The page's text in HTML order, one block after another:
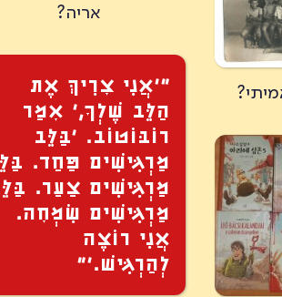
אריה?
״׳אֲנִי צׇרִיךְּ אֶת
הַלֵּב שֶׁלְךׇ,׳ אׇמַר
רוֹבּוֹטוֹב. ׳בַּלֵּב
מַרְגִּישִׁים פַּחַד.
מַרְגִּישִׁים צַעַר.
מַרְגִּישִׁים שִׂמְחׇה.
אֲנִי רוֹצֶה
לְהַרְגִּישׁ.׳”